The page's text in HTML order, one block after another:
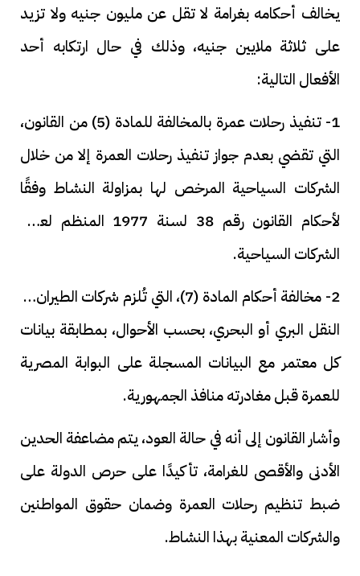
يخالف أحكامه بغرامة لا تقل عن مليون جنيه ولا تزيد
على ثلاثة ملايين جنيه، وذلك في حال ارتكابه أحد
الأفعال التالية:
1- تنفيذ رحلات عمرة بالمخالفة للمادة (5) من القانون،
التي تقضي بعدم جواز تنفيذ رحلات العمرة إلا من خلال
الشركات السياحية المرخص لها بمزاولة النشاط وفقًا
لأحكام القانون رقم 38 لسنة 1977 المنظم لعمل
الشركات السياحية.
2- مخالفة أحكام المادة (7)، التي تُلزم شركات الطيران أو
النقل البري أو البحري، بحسب الأحوال، بمطابقة بيانات
كل معتمر مع البيانات المسجلة على البوابة المصرية
للعمرة قبل مغادرته منافذ الجمهورية.
وأشار القانون إلى أنه في حالة العود، يتم مضاعفة الحدين
الأدنى والأقصى للغرامة، تأكيدًا على حرص الدولة على
ضبط تنظيم رحلات العمرة وضمان حقوق المواطنين
والشركات المعنية بهذا النشاط.